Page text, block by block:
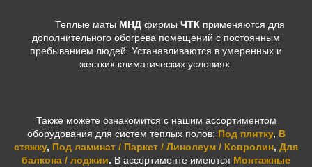
Теплые маты МНД фирмы ЧТК применяются для
дополнительного обогрева помещений с постоянным
пребыванием людей. Устанавливаются в умеренных и
жестких климатических условиях.
Также можете ознакомится с нашим ассортиментом
оборудования для систем теплых полов: Под плитку, В
стяжку, Под ламинат / Паркет / Линолеум / Ковролин, Для
балкона / лоджии. В ассортименте имеются Монтажные